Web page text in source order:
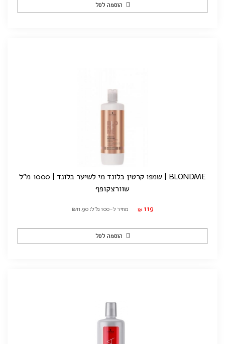
הוספה לסל
BLONDME | שמפו קרטין בלונד מי לשיער בלונד | 1000 מ"ל
שוורצקופף
₪ 119 מחיר ל-100 מ"ל: ₪11.90
הוספה לסל